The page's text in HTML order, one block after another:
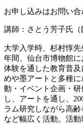
お申し込みはお問い合
講師：さとう芳子氏（
大学入学時、杉村惇
年間、仙台市博物館
体験を通した教育普
めや墨アートと多種
動・イベント企画・
し、アートを通し、
ラム研究しながら高
など幅広く活動。活